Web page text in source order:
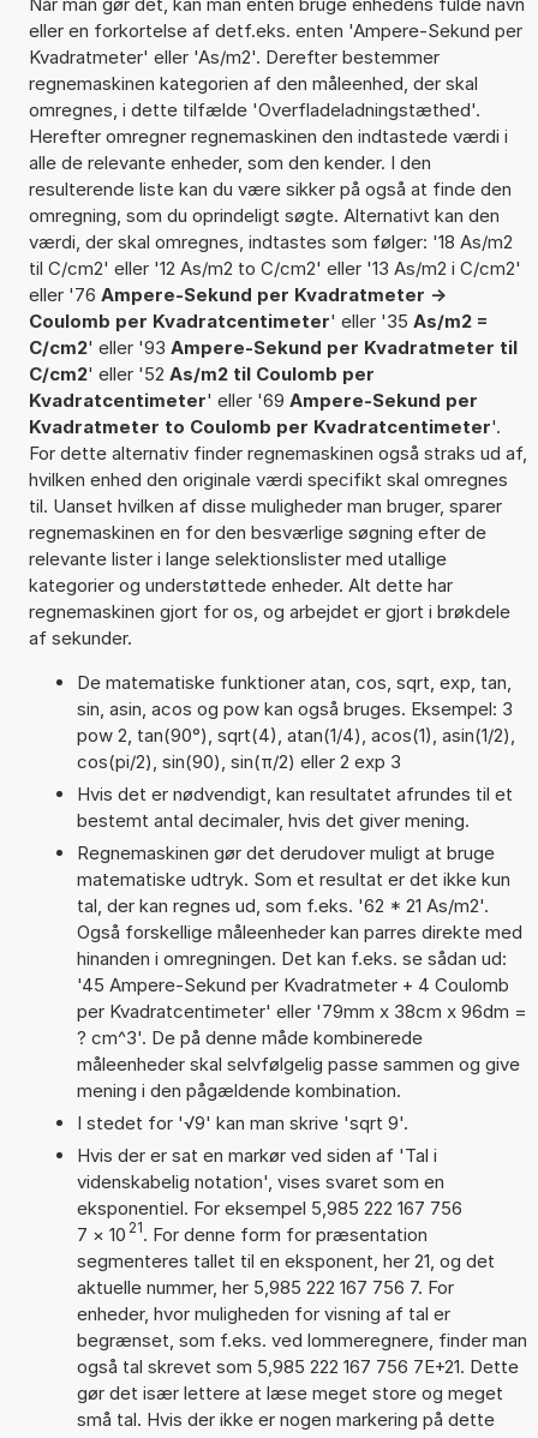
eller en forkortelse af detf.eks. enten 'Ampere-Sekund per
Kvadratmeter' eller 'As/m2'. Derefter bestemmer
regnemaskinen kategorien af den måleenhed, der skal
omregnes, i dette tilfælde 'Overfladeladningstæthed'.
Herefter omregner regnemaskinen den indtastede værdi i
alle de relevante enheder, som den kender. I den
resulterende liste kan du være sikker på også at finde den
omregning, som du oprindeligt søgte. Alternativt kan den
værdi, der skal omregnes, indtastes som følger: '18 As/m2
til C/cm2' eller '12 As/m2 to C/cm2' eller '13 As/m2 i C/cm2'
eller '76 Ampere-Sekund per Kvadratmeter ->
Coulomb per Kvadratcentimeter' eller '35 As/m2 =
C/cm2' eller '93 Ampere-Sekund per Kvadratmeter til
C/cm2' eller '52 As/m2 til Coulomb per
Kvadratcentimeter' eller '69 Ampere-Sekund per
Kvadratmeter to Coulomb per Kvadratcentimeter'.
For dette alternativ finder regnemaskinen også straks ud af,
hvilken enhed den originale værdi specifikt skal omregnes
til. Uanset hvilken af disse muligheder man bruger, sparer
regnemaskinen en for den besværlige søgning efter de
relevante lister i lange selektionslister med utallige
kategorier og understøttede enheder. Alt dette har
regnemaskinen gjort for os, og arbejdet er gjort i brøkdele
af sekunder.
De matematiske funktioner atan, cos, sqrt, exp, tan,
sin, asin, acos og pow kan også bruges. Eksempel: 3
pow 2, tan(90°), sqrt(4), atan(1/4), acos(1), asin(1/2),
cos(pi/2), sin(90), sin(π/2) eller 2 exp 3
Hvis det er nødvendigt, kan resultatet afrundes til et
bestemt antal decimaler, hvis det giver mening.
Regnemaskinen gør det derudover muligt at bruge
matematiske udtryk. Som et resultat er det ikke kun
tal, der kan regnes ud, som f.eks. '62 * 21 As/m2'.
Også forskellige måleenheder kan parres direkte med
hinanden i omregningen. Det kan f.eks. se sådan ud:
'45 Ampere-Sekund per Kvadratmeter + 4 Coulomb
per Kvadratcentimeter' eller '79mm x 38cm x 96dm =
? cm^3'. De på denne måde kombinerede
måleenheder skal selvfølgelig passe sammen og give
mening i den pågældende kombination.
I stedet for '√9' kan man skrive 'sqrt 9'.
Hvis der er sat en markør ved siden af 'Tal i
videnskabelig notation', vises svaret som en
eksponentiel. For eksempel 5,985 222 167 756
7 × 10 21. For denne form for præsentation
segmenteres tallet til en eksponent, her 21, og det
aktuelle nummer, her 5,985 222 167 756 7. For
enheder, hvor muligheden for visning af tal er
begrænset, som f.eks. ved lommeregnere, finder man
også tal skrevet som 5,985 222 167 756 7E+21. Dette
gør det især lettere at læse meget store og meget
små tal. Hvis der ikke er nogen markering på dette